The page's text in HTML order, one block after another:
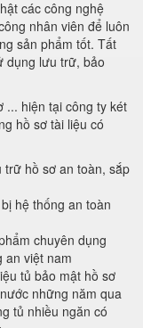
các công nghệ
nhân viên để luôn
sản phẩm tốt. Tất
dụng lưu trữ, bảo
... hiện tại công ty két
hồ sơ tài liệu có
trữ hồ sơ an toàn, sắp
hệ thống an toàn
chuyên dụng
an việt nam
tủ bảo mật hồ sơ
những năm qua
tủ nhiều ngăn có